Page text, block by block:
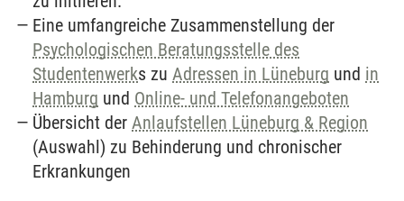
Eine umfangreiche Zusammenstellung der
Psychologischen Beratungsstelle des
Studentenwerks zuAdressen in Lüneburg und in
Hamburg und Online- und Telefonangeboten
Übersicht derAnlaufstellen Lüneburg & Region
(Auswahl) zu Behinderung und chronischer
Erkrankungen